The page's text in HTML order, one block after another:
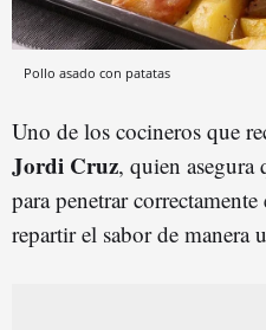
Pollo asado con patatas
Uno de los cocineros que
Jordi Cruz, quien asegura
para penetrar correctamente
repartir el sabor de manera